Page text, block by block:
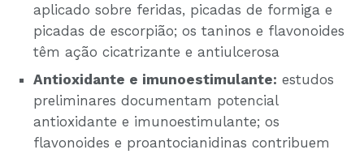
aplicado sobre feridas, picadas de formiga e
picadas de escorpião; os taninos e flavonoides
têm ação cicatrizante e antiulcerosa
Antioxidante e imunoestimulante: estudos
preliminares documentam potencial
antioxidante e imunoestimulante; os
flavonoides e proantocianidinas contribuem